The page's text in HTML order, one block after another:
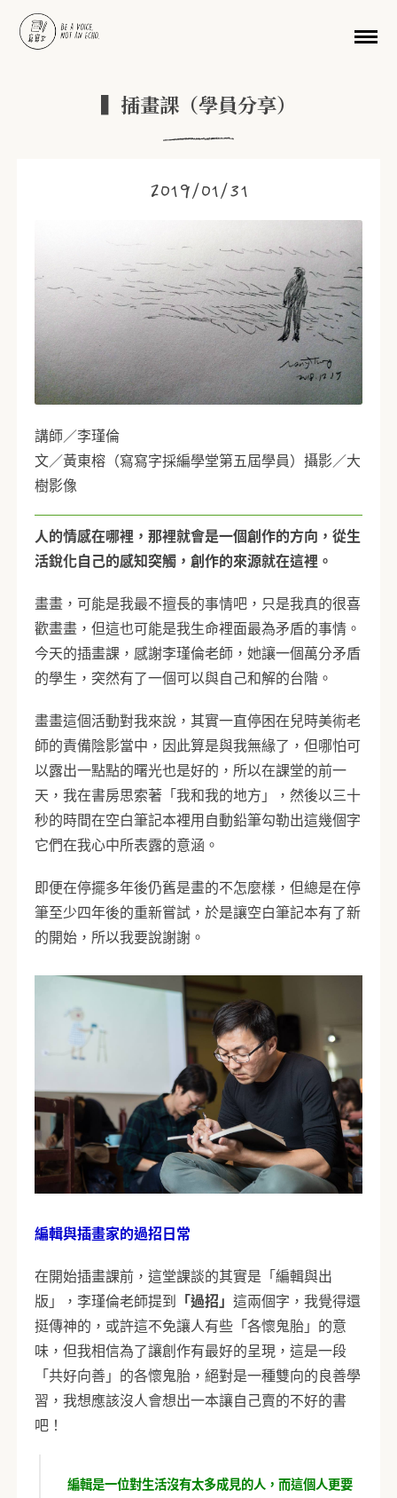
移至主內容
▍插畫課（學員分享）
2019/01/31
講師／李瑾倫
文／黃東榕（寫寫字採編學堂第五屆學員）攝影／大
樹影像
人的情感在哪裡，那裡就會是一個創作的方向，從生
活銳化自己的感知突觸，創作的來源就在這裡。
畫畫，可能是我最不擅長的事情吧，只是我真的很喜
歡畫畫，但這也可能是我生命裡面最為矛盾的事情。
今天的插畫課，感謝李瑾倫老師，她讓一個萬分矛盾
的學生，突然有了一個可以與自己和解的台階。
畫畫這個活動對我來說，其實一直停困在兒時美術老
師的責備陰影當中，因此算是與我無緣了，但哪怕可
以露出一點點的曙光也是好的，所以在課堂的前一
天，我在書房思索著「我和我的地方」，然後以三十
秒的時間在空白筆記本裡用自動鉛筆勾勒出這幾個字
它們在我心中所表露的意涵。
即便在停擺多年後仍舊是畫的不怎麼樣，但總是在停
筆至少四年後的重新嘗試，於是讓空白筆記本有了新
的開始，所以我要說謝謝。
編輯與插畫家的過招日常
在開始插畫課前，這堂課談的其實是「編輯與出
版」，李瑾倫老師提到 「過招」這兩個字，我覺得還
挺傳神的，或許這不免讓人有些「各懷鬼胎」的意
味，但我相信為了讓創作有最好的呈現，這是一段
「共好向善」的各懷鬼胎，絕對是一種雙向的良善學
習，我想應該沒人會想出一本讓自己賣的不好的書
吧！
編輯是一位對生活沒有太多成見的人，而這個人更要